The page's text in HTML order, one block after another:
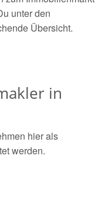
unter den
Übersicht.
in
hier als
werden.